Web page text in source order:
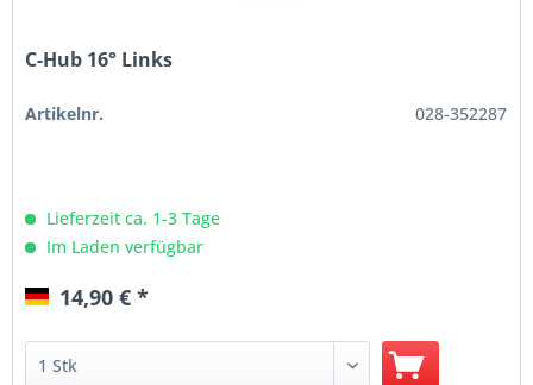
C-Hub 16° Links
Artikelnr. 028-352287
Lieferzeit ca. 1-3 Tage
Im Laden verfügbar
14,90 € *